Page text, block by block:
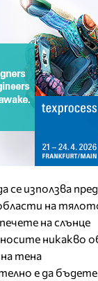
се използва
на
на слънце
никакво
на тена
е да